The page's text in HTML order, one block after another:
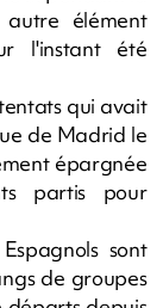
autre élément
l'instant été
qui avait
de Madrid le
épargnée
partis pour
sont
de groupes